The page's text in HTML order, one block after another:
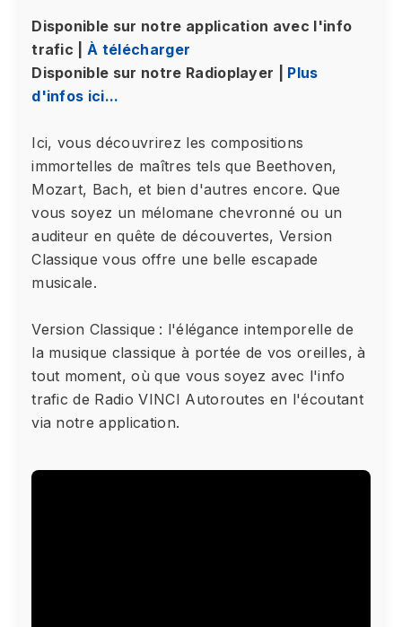
Disponible sur notre application avec l'info
trafic |À télécharger
Disponible sur notre Radioplayer | Plus
d'infos ici...
Ici, vous découvrirez les compositions
immortelles de maîtres tels que Beethoven,
Mozart, Bach, et bien d'autres encore. Que
vous soyez un mélomane chevronné ou un
auditeur en quête de découvertes, Version
Classique vous offre une belle escapade
musicale.
Version Classique : l'élégance intemporelle de
la musique classique à portée de vos oreilles, à
tout moment, où que vous soyez avec l'info
trafic de Radio VINCI Autoroutes en l'écoutant
via notre application.